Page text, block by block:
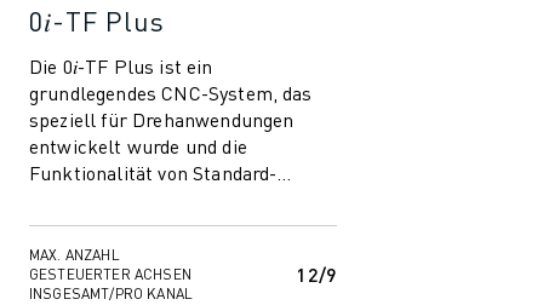
0𝑖-TF Plus
Die 0𝑖-TF Plus ist ein
grundlegendes CNC-System, das
speziell für Drehanwendungen
entwickelt wurde und die
Funktionalität von Standard-
Dieses einfache, aber leistun...
MAX. ANZAHL
GESTEUERTER ACHSEN
INSGESAMT/PRO KANAL
12/9